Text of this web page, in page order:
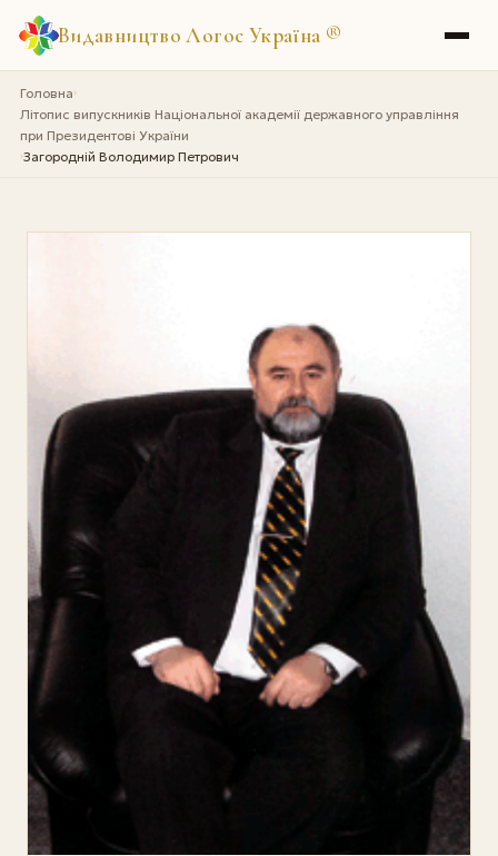
Видавництво Логос Україна ®
Головна›
Літопис випускників Національної академії державного управління
при Президентові України
›Загородній Володимир Петрович